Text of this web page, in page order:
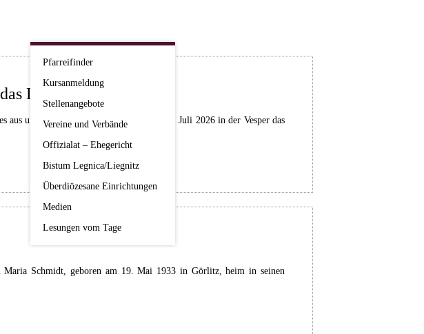
Pfarreifinder
Kursanmeldung
Stellenangebote
Vereine und Verbände
Offizialat – Ehegericht
Bistum Legnica/Liegnitz
Überdiözesane Einrichtungen
Medien
Lesungen vom Tage
Lektorat
aus unserem Bistum am Samstag, dem 04. Juli 2026 in der Vesper das
Schmidt, geboren am 19. Mai 1933 in Görlitz, heim in seinen